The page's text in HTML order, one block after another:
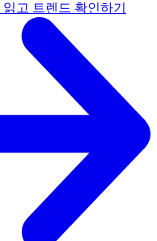
고 트렌드 확인하기